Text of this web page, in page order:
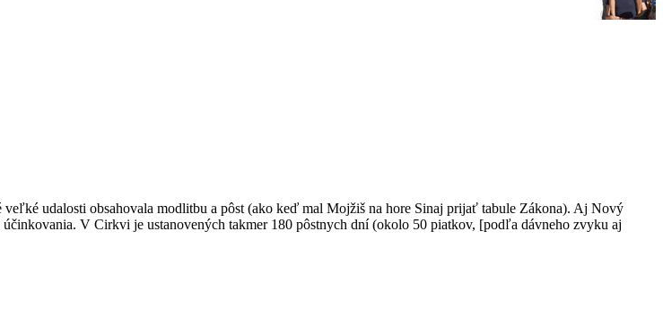
veľké udalosti obsahovala modlitbu a pôst (ako keď mal Mojžiš na hore Sinaj prijať tabule Zákona). Aj Nový
V Cirkvi je ustanovených takmer 180 pôstnych dní (okolo 50 piatkov, [podľa dávneho zvyku aj